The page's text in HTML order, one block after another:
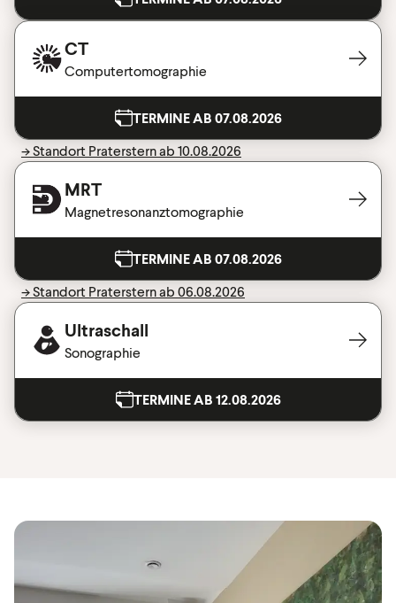
CT
Computertomographie
TERMINE AB 07.08.2026
-> Standort Praterstern ab 10.08.2026
MRT
Magnetresonanztomographie
TERMINE AB 07.08.2026
-> Standort Praterstern ab 06.08.2026
Ultraschall
Sonographie
TERMINE AB 12.08.2026